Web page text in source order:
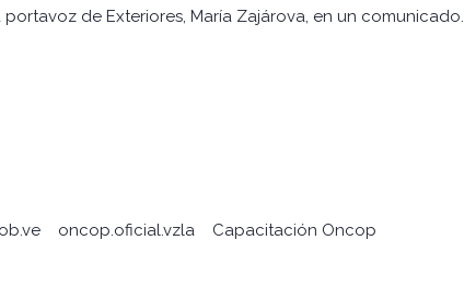
de Exteriores, María Zajárova, en un comunicado.
oncop.oficial.vzla Capacitación Oncop